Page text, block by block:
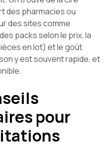
des pharmacies ou
des sites comme
packs selon le prix, la
en lot) et le goût
y est souvent rapide, et
pour